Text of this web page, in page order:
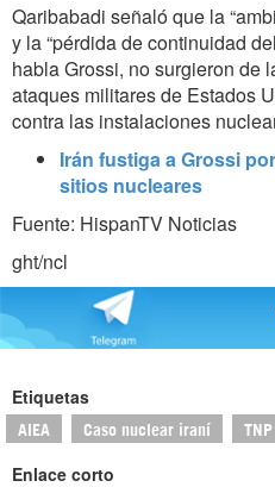
Qaribabadi señaló que la
y la “pérdida de continuidad
habla Grossi, no surgieron de
ataques militares de Estados
contra las instalaciones
Irán fustiga a Grossi
sitios nucleares
Fuente: HispanTV Noticias
ght/ncl
Etiquetas
AIEA Caso nuclear iraní TNP
Enlace corto